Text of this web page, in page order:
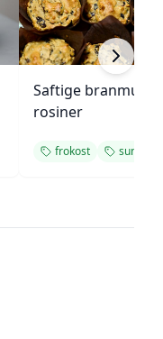
Saftige
rosiner
frokost sunn